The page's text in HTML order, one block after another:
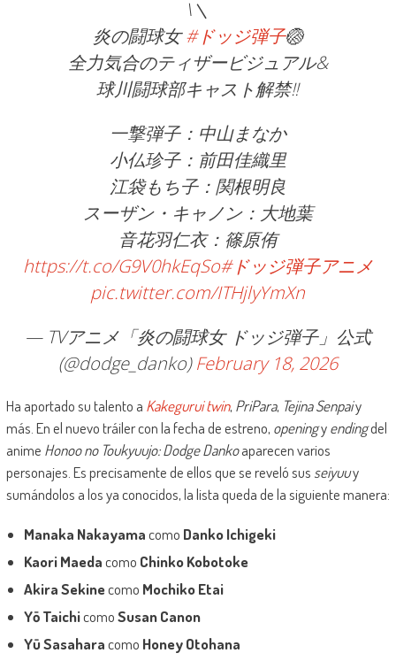
\＼
炎の闘球女#ドッジ弾子🏐
全力気合のティザービジュアル&
球川闘球部キャスト解禁‼️
一撃弾子：中山まなか
小仏珍子：前田佳織里
江袋もち子：関根明良
スーザン・キャノン：大地葉
音花羽仁衣：篠原侑
https://t.co/G9V0hkEqSo#ドッジ弾子アニメ
pic.twitter.com/ITHjlyYmXn
— TVアニメ「炎の闘球女 ドッジ弾子」公式
(@dodge_danko)February 18, 2026
Ha aportado su talento a Kakegurui twin, PriPara, Tejina Senpaiy
más. En el nuevo tráiler con la fecha de estreno, openingyendingdel
anime Honoo no Toukyuujo: Dodge Dankoaparecen varios
personajes. Es precisamente de ellos que se reveló sus seiyuuy
sumándolos a los ya conocidos, la lista queda de la siguiente manera:
Manaka Nakayamacomo Danko Ichigeki
Kaori Maedacomo Chinko Kobotoke
Akira Sekinecomo Mochiko Etai
Yō TaichicomoSusan Canon
Yū Sasaharacomo Honey Otohana